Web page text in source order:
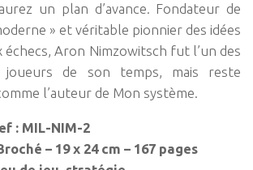
un plan d’avance. Fondateur de
» et véritable pionnier des idées
échecs, Aron Nimzowitsch fut l’un des
joueurs de son temps, mais reste
l’auteur de Mon système.
: MIL-NIM-2
– 19 x 24 cm – 167 pages